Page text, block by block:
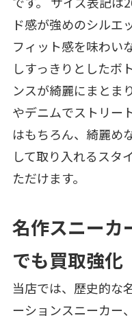
ド感が強めのシルエ
フィット感を味わい
しすっきりとしたボ
ンスが綺麗にまとま
やデニムでストリー
はもちろん、綺麗め
して取り入れるスタ
ただけます。
名作スニーカ
でも買取強化
当店では、歴史的な
ーションスニーカー